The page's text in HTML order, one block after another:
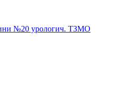
№20 урологич. ТЗМО